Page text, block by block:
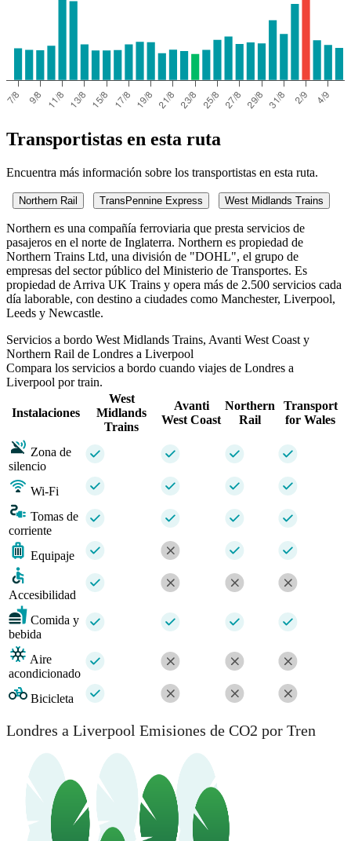
Transportistas en esta ruta
Encuentra más información sobre los transportistas en esta ruta.
Northern Rail TransPennine Express West Midlands Trains
Northern es una compañía ferroviaria que presta servicios de
pasajeros en el norte de Inglaterra. Northern es propiedad de
Northern Trains Ltd, una división de "DOHL", el grupo de
empresas del sector público del Ministerio de Transportes. Es
propiedad de Arriva UK Trains y opera más de 2.500 servicios cada
día laborable, con destino a ciudades como Manchester, Liverpool,
Leeds y Newcastle.
Servicios a bordo West Midlands Trains, Avanti West Coast y
Northern Rail de Londres a Liverpool
Compara los servicios a bordo cuando viajes de Londres a
Liverpool por train.
Instalaciones
West
Midlands
Trains
Avanti
West Coast
Northern
Rail
Transport
for Wales
Zona de
silencio
Wi-Fi
Tomas de
corriente
Equipaje
Accesibilidad
Comida y
bebida
Aire
acondicionado
Bicicleta
Londres a Liverpool Emisiones de CO2 por Tren